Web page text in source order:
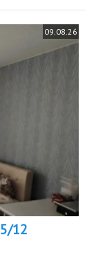
09.08.26
12